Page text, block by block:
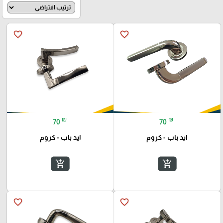
favorite_border
70 ₪
ايد باب - كروم
add_shopping_cart
favorite_border
70 ₪
ايد باب - كروم
add_shopping_cart
favorite_border
favorite_border